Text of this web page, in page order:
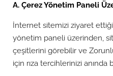
A. Çerez Yönetim Paneli
İnternet sitemizi ziyaret
yönetim paneli üzerinden,
çeşitlerini görebilir ve
için rıza tercihlerinizi anında